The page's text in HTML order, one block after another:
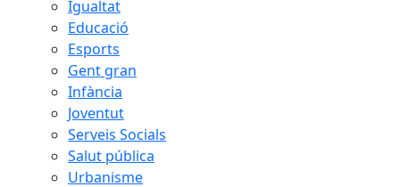
Igualtat
Educació
Esports
Gent gran
Infància
Joventut
Serveis Socials
Salut pública
Urbanisme